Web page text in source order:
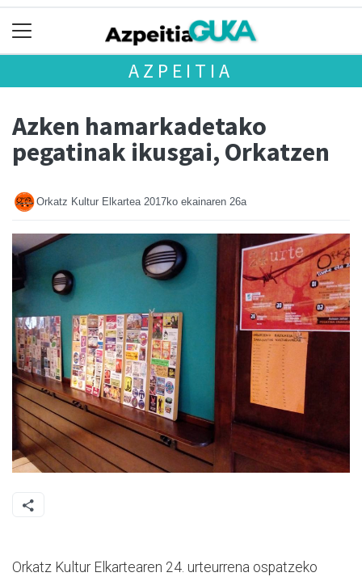
AZPEITIA
Azken hamarkadetako
pegatinak ikusgai, Orkatzen
Orkatz Kultur Elkartea 2017ko ekainaren 26a
Orkatz Kultur Elkartearen 24. urteurrena ospatzeko